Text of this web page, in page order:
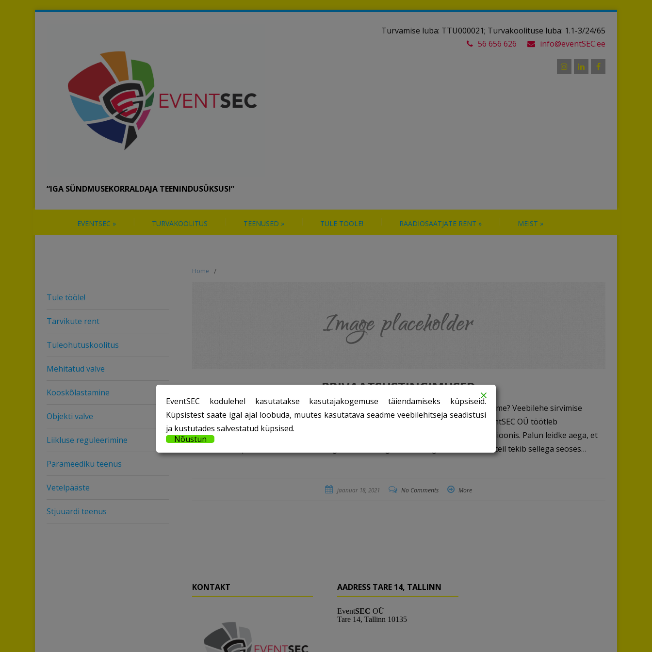
“IGA SÜNDMUSEKORRALDAJA TEENINDUSÜKSUS!”
Turvamise luba: TTU000021; Turvakoolituse luba: 1.1-3/24/65
56 656 626
info@eventSEC.ee
EVENTSEC » TURVAKOOLITUS TEENUSED » TULE TÖÖLE! RAADIOSAATJATE RENT » MEIST »
Home /
PRIVAATSUSTINGIMUSED
Üldine Vastutav andmetöötleja Milliseid isikuandmeid kogume ja kuidas neid kasutame? Veebilehe sirvimise
statistika Küpsised Kellega võime jagada teie isikuandmeid? Turvalisus 1.Üldine EventSEC OÜ töötleb
isikuandmeid vastavalt põhimõtetele, mis on välja toodud selles privaatsusdeklaratsioonis. Palun leidke aega, et
EventSEC OÜ privaatsusdeklaratsiooniga tutvuda ning võtke meiega ühendust, kui teil tekib sellega seoses…
jaanuar 18, 2021 No Comments More
Tule tööle!
Tarvikute rent
Tuleohutuskoolitus
Mehitatud valve
Kooskõlastamine
Objekti valve
Liikluse reguleerimine
Parameediku teenus
Vetelpääste
Stjuuardi teenus
KONTAKT AADRESS TARE 14, TALLINN
EventSEC OÜ
Tare 14,Tallinn 10135
EventSEC kodulehel kasutatakse kasutajakogemuse täiendamiseks küpsiseid.
Küpsistest saate igal ajal loobuda, muutes kasutatava seadme veebilehitseja seadistusi
ja kustutades salvestatud küpsised.
Nõustun